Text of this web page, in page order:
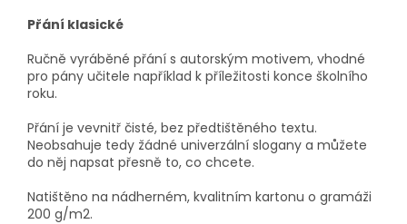
Přání klasické
Ručně vyráběné přání s autorským motivem, vhodné
pro pány učitele například k příležitosti konce školního
roku.
Přání je vevnitř čisté, bez předtištěného textu.
Neobsahuje tedy žádné univerzální slogany a můžete
do něj napsat přesně to, co chcete.
Natištěno na nádherném, kvalitním kartonu o gramáži
200 g/m2.